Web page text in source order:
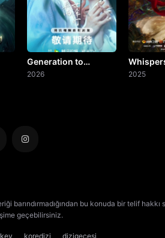
Generation to
Generation
2026 2025
barındırmadığından bu konuda bir telif hakkı
geçebilirsiniz.
koredizi dizigecesi